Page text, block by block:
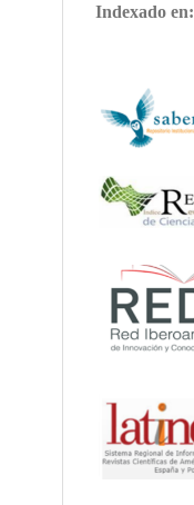
Indexado en: